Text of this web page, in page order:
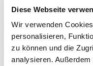
Diese Webseite
Wir verwenden
personalisieren,
zu können und die
analysieren.